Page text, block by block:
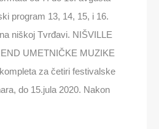
program 13, 14, 15, i 16.
niškoj Tvrđavi. NIŠVILLE
UMETNIČKE MUZIKE
za četiri festivalske
do 15.jula 2020. Nakon